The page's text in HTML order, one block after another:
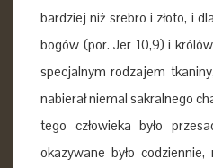
bardziej niż srebro i złoto, i
bogów (por. Jer 10,9) i
specjalnym rodzajem
nabierał niemal sakralnego
tego człowieka było
okazywane było